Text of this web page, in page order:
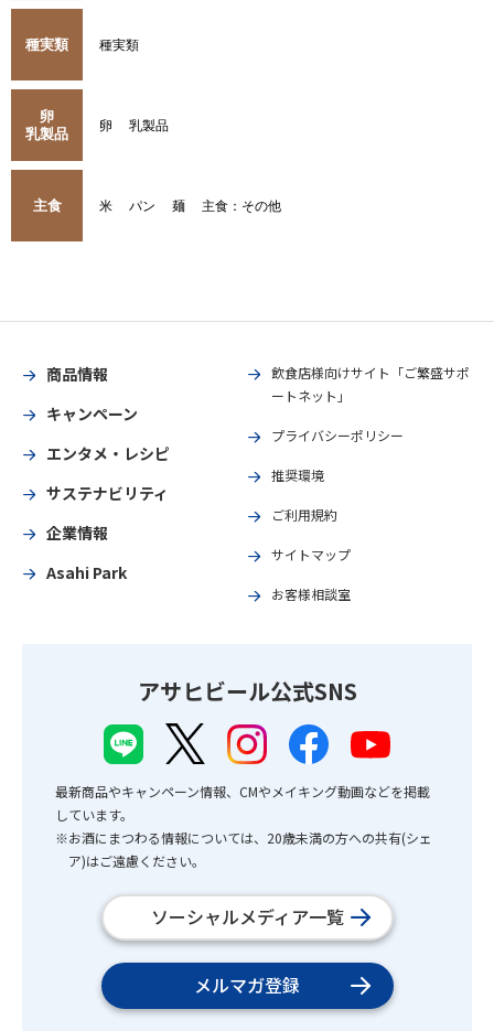
種実類 種実類
卵
乳製品
卵 乳製品
主食 米 パン 麺 主食：その他
商品情報
キャンペーン
エンタメ・レシピ
サステナビリティ
企業情報
Asahi Park
飲食店様向けサイト「ご繁盛サポ
ートネット」
プライバシーポリシー
推奨環境
ご利用規約
サイトマップ
お客様相談室
アサヒビール公式SNS
最新商品やキャンペーン情報、CMやメイキング動画などを掲載
しています。
※お酒にまつわる情報については、20歳未満の方への共有(シェ
ア)はご遠慮ください。
ソーシャルメディア一覧
メルマガ登録